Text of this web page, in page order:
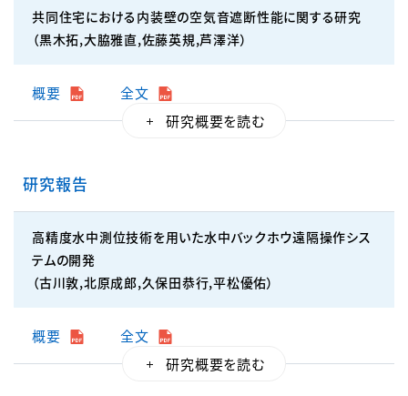
共同住宅における内装壁の空気音遮断性能に関する研究
（黒木拓,大脇雅直,佐藤英規,芦澤洋）
概要 全文
研究報告
高精度水中測位技術を用いた水中バックホウ遠隔操作シス
テムの開発
（古川敦,北原成郎,久保田恭行,平松優佑）
概要 全文